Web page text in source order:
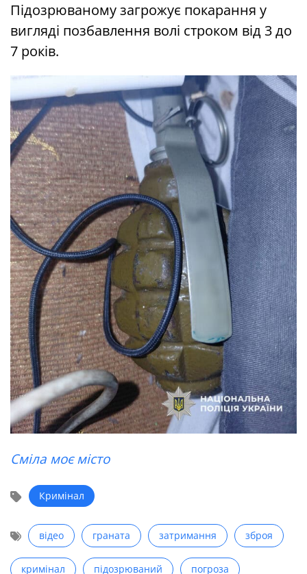
Підозрюваному загрожує покарання у
вигляді позбавлення волі строком від 3 до
7 років.
Сміла моє місто
Кримінал
відео граната затримання зброя
кримінал підозрюваний погроза